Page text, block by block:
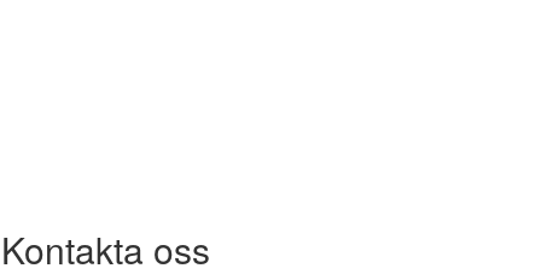
Kontakta oss